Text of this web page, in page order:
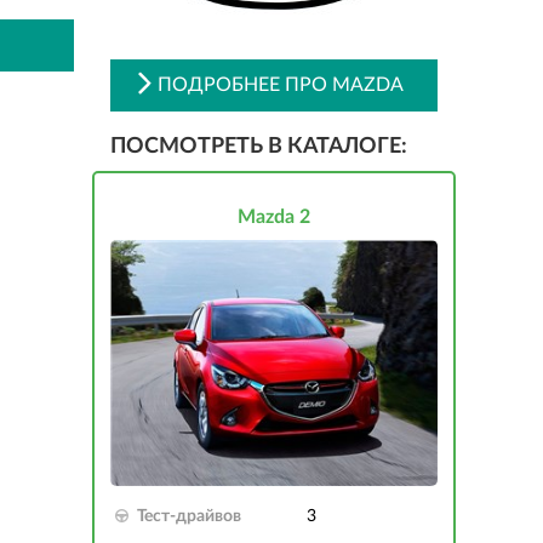
ПОДРОБНЕЕ ПРО MAZDA
ПОСМОТРЕТЬ В КАТАЛОГЕ:
Mazda 2
Тест-драйвов 3